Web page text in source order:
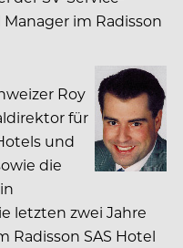
im Radisson
Roy
für
und
die
letzten zwei Jahre
Radisson SAS Hotel